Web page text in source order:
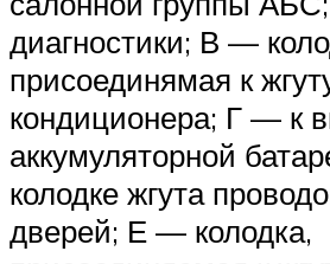
диагностики; В —
присоединямая к
кондиционера; Г — к
аккумуляторной
колодке жгута
дверей; Е — колодка,